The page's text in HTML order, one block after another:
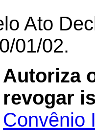
Ato
01/02.
Autoriza
revogar
Convênio